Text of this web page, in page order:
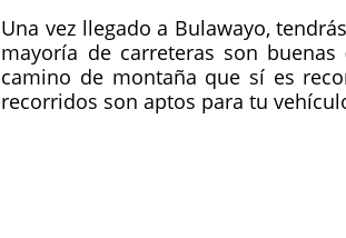
Una vez llegado a Bulawayo,
mayoría de carreteras son
camino de montaña que sí es
recorridos son aptos para tu